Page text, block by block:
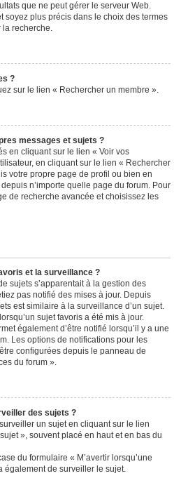
que ne peut gérer le serveur Web.
soyez plus précis dans le choix des termes
la recherche.
?
sur le lien « Rechercher un membre ».
messages et sujets ?
en cliquant sur le lien « Voir vos
en cliquant sur le lien « Rechercher
votre propre page de profil ou bien en
n’importe quelle page du forum. Pour
de recherche avancée et choisissez les
et la surveillance ?
sujets s’apparentait à la gestion des
pas notifié des mises à jour. Depuis
est similaire à la surveillance d’un sujet.
sujet favoris a été mis à jour.
également d’être notifié lorsqu’il y a une
Les options de notifications pour les
configurées depuis le panneau de
du forum ».
des sujets ?
un sujet en cliquant sur le lien
», souvent placé en haut et en bas du
du formulaire « M’avertir lorsqu’une
également de surveiller le sujet.